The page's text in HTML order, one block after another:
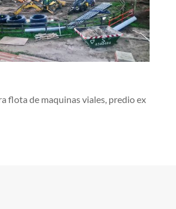
flota de maquinas viales, predio ex